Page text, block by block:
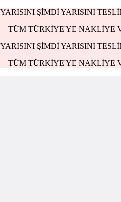
YARISINI ŞİMDİ YARISINI
TÜM TÜRKİYE'YE NAKLİYE
YARISINI ŞİMDİ YARISINI
TÜM TÜRKİYE'YE NAKLİYE